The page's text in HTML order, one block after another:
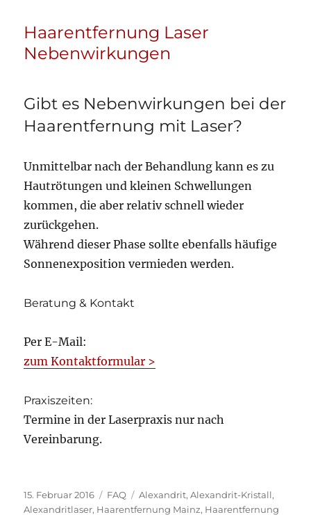
Haarentfernung Laser
Nebenwirkungen
Gibt es Nebenwirkungen bei der
Haarentfernung mit Laser?
Unmittelbar nach der Behandlung kann es zu
Hautrötungen und kleinen Schwellungen
kommen, die aber relativ schnell wieder
zurückgehen.
Während dieser Phase sollte ebenfalls häufige
Sonnenexposition vermieden werden.
Beratung & Kontakt
Per E-Mail:
zum Kontaktformular >
Praxiszeiten:
Termine in der Laserpraxis nur nach
Vereinbarung.
Veröffentlicht
am
15. Februar 2016 Kategorien
FAQ Schlagwörter
Alexandrit,Alexandrit-Kristall,
Alexandritlaser, Haarentfernung Mainz, Haarentfernung